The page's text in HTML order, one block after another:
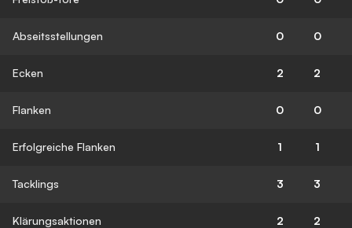
Abseitsstellungen 0 0
Ecken 2 2
Flanken 0 0
Erfolgreiche Flanken 1 1
Tacklings 3 3
Klärungsaktionen 2 2